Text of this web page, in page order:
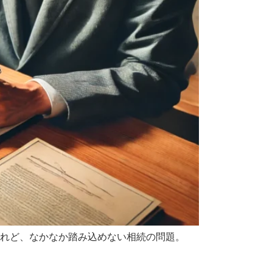
、なかなか踏み込めない相続の問題。